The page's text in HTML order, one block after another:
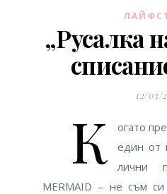
„Русалка
12/03/
К
огато
един от
лични
MERMAID – не съм